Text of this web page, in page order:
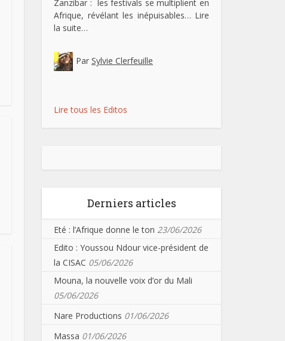
Zanzibar : les festivals se multiplient en
Afrique, révélant les inépuisables… Lire
la suite…
Par Sylvie Clerfeuille
Lire tous les Editos
Derniers articles
Eté : l’Afrique donne le ton 23/06/2026
Edito : Youssou Ndour vice-président de
la CISAC 05/06/2026
Mouna, la nouvelle voix d’or du Mali
05/06/2026
Nare Productions 01/06/2026
Massa 01/06/2026